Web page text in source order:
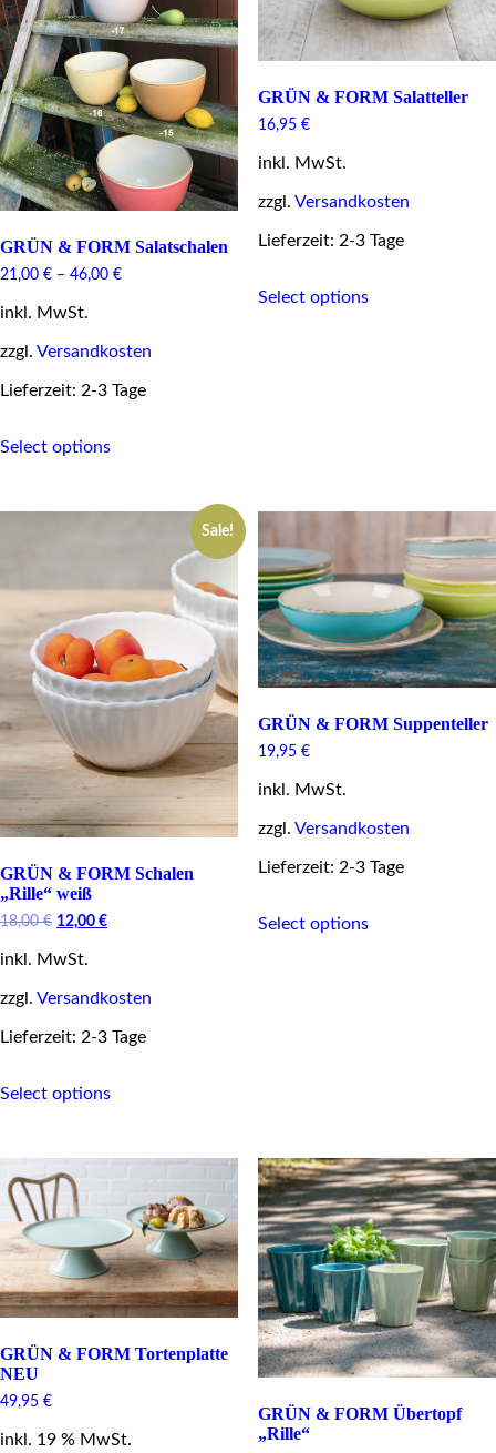
the
product
page
chosen
on
the
page
GRÜN & FORM Salatschalen
21,00 € – 46,00 €
inkl. MwSt.
zzgl. Versandkosten
Lieferzeit: 2-3 Tage
Select optionsproduct
variants.
chosen
on
the
product
page
GRÜN & FORM Salatteller
16,95 €
inkl. MwSt.
zzgl. Versandkosten
Lieferzeit: 2-3 Tage
Select optionsproduct
the
Sale!
GRÜN & FORM Schalen
„Rille“ weiß
18,00€ Original
was:
12,00 €Current
inkl. MwSt.
zzgl. Versandkosten
Lieferzeit: 2-3 Tage
Select optionsproduct
variants.
options
may
be
chosen
on
the
page
GRÜN & FORM Suppenteller
19,95 €
inkl. MwSt.
zzgl. Versandkosten
Lieferzeit: 2-3 Tage
Select optionsproduct
product
page
GRÜN & FORM Tortenplatte
NEU
49,95 €
inkl. 19 % MwSt.
GRÜN & FORM Übertopf
„Rille“